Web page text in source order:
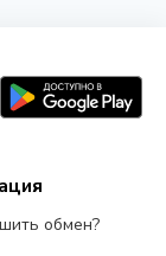
обмен?